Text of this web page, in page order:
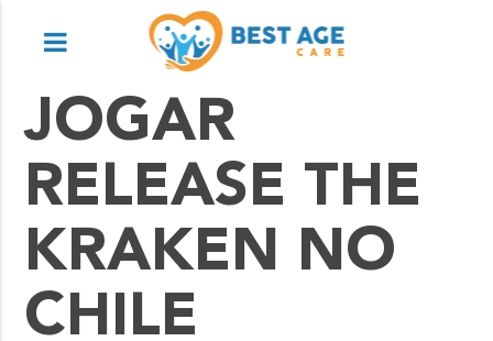
JOGAR
RELEASE THE
KRAKEN NO
CHILE